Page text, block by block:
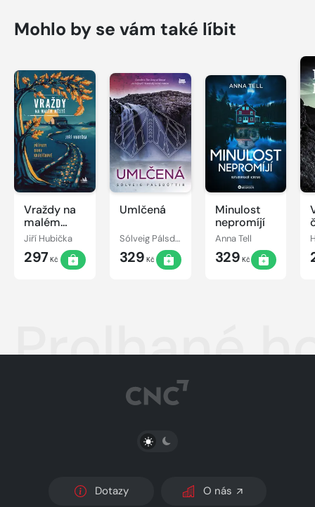
Mohlo by se vám také líbit
Vraždy na
malém
městě -
Dany
Králíčkové
Jiří Hubička
297Kč
Umlčená
Sólveig Pálsdóttir
329 Kč
Minulost
nepromíjí
Anna Tell
329 Kč
Prolhané
PŘEPNOUT SVĚTLÝ/TMAVÝ REŽIM
Dotazy O nás